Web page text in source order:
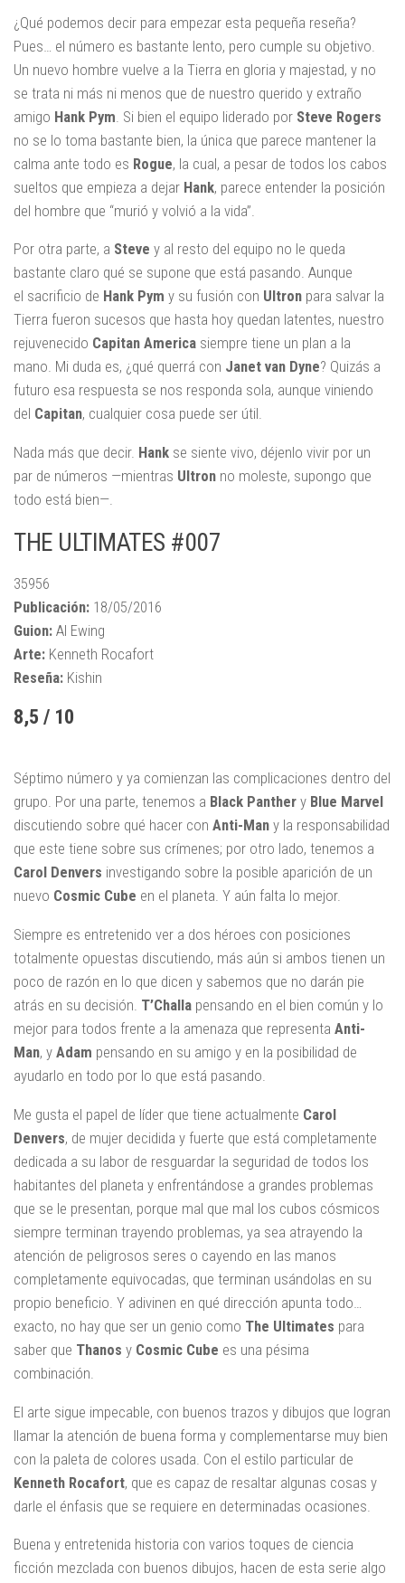
¿Qué podemos decir para empezar esta pequeña reseña?
Pues… el número es bastante lento, pero cumple su objetivo.
Un nuevo hombre vuelve a la Tierra en gloria y majestad, y no
se trata ni más ni menos que de nuestro querido y extraño
amigo Hank Pym . Si bien el equipo liderado por Steve Rogers
no se lo toma bastante bien, la única que parece mantener la
calma ante todo es Rogue, la cual, a pesar de todos los cabos
sueltos que empieza a dejar Hank, parece entender la posición
del hombre que “murió y volvió a la vida”.
Por otra parte, a Steve y al resto del equipo no le queda
bastante claro qué se supone que está pasando. Aunque
el sacrificio de Hank Pym y su fusión con Ultron para salvar la
Tierra fueron sucesos que hasta hoy quedan latentes, nuestro
rejuvenecido Capitan America siempre tiene un plan a la
mano. Mi duda es, ¿qué querrá con Janet van Dyne? Quizás a
futuro esa respuesta se nos responda sola, aunque viniendo
del Capitan, cualquier cosa puede ser útil.
Nada más que decir. Hank se siente vivo, déjenlo vivir por un
par de números —mientras Ultron no moleste, supongo que
todo está bien—.
THE ULTIMATES #007
35956
Publicación: 18/05/2016
Guion: Al Ewing
Arte: Kenneth Rocafort
Reseña: Kishin
8,5 / 10
Séptimo número y ya comienzan las complicaciones dentro del
grupo. Por una parte, tenemos a Black Panther y Blue Marvel
discutiendo sobre qué hacer con Anti-Man y la responsabilidad
que este tiene sobre sus crímenes; por otro lado, tenemos a
Carol Denvers investigando sobre la posible aparición de un
nuevo Cosmic Cube en el planeta. Y aún falta lo mejor.
Siempre es entretenido ver a dos héroes con posiciones
totalmente opuestas discutiendo, más aún si ambos tienen un
poco de razón en lo que dicen y sabemos que no darán pie
atrás en su decisión. T’Challa pensando en el bien común y lo
mejor para todos frente a la amenaza que representa Anti-
Man, y Adam pensando en su amigo y en la posibilidad de
ayudarlo en todo por lo que está pasando.
Me gusta el papel de líder que tiene actualmente Carol
Denvers, de mujer decidida y fuerte que está completamente
dedicada a su labor de resguardar la seguridad de todos los
habitantes del planeta y enfrentándose a grandes problemas
que se le presentan, porque mal que mal los cubos cósmicos
siempre terminan trayendo problemas, ya sea atrayendo la
atención de peligrosos seres o cayendo en las manos
completamente equivocadas, que terminan usándolas en su
propio beneficio. Y adivinen en qué dirección apunta todo…
exacto, no hay que ser un genio como The Ultimates para
saber que Thanos y Cosmic Cube es una pésima
combinación.
El arte sigue impecable, con buenos trazos y dibujos que logran
llamar la atención de buena forma y complementarse muy bien
con la paleta de colores usada. Con el estilo particular de
Kenneth Rocafort, que es capaz de resaltar algunas cosas y
darle el énfasis que se requiere en determinadas ocasiones.
Buena y entretenida historia con varios toques de ciencia
ficción mezclada con buenos dibujos, hacen de esta serie algo